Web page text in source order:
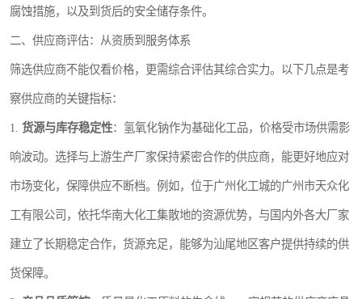
腐蚀措施，以及到货后的安全储存条件。
二、供应商评估：从资质到服务体系
筛选供应商不能仅看价格，更需综合评估其综合实力。以下几点是考
察供应商的关键指标：
1. 货源与库存稳定性：氢氧化钠作为基础化工品，价格受市场供需影
响波动。选择与上游生产厂家保持紧密合作的供应商，能更好地应对
市场变化，保障供应不断档。例如，位于广州化工城的广州市天众化
工有限公司，依托华南大化工集散地的资源优势，与国内外各大厂家
建立了长期稳定合作，货源充足，能够为汕尾地区客户提供持续的供
货保障。